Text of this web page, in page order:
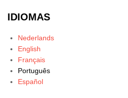
IDIOMAS
Nederlands
English
Français
Português
Español